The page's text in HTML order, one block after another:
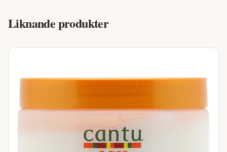
Liknande produkter